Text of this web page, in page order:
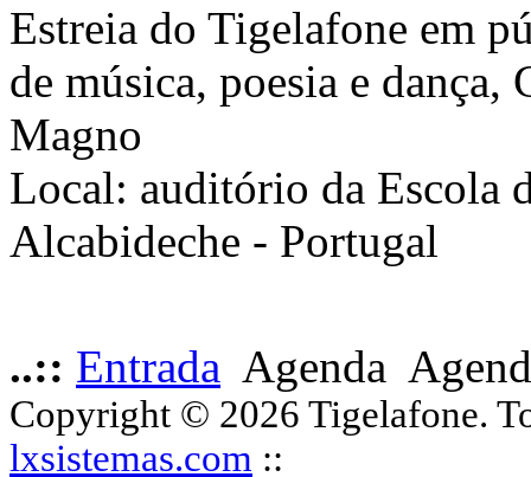
Estreia do Tigelafone em
de música, poesia e dança,
Magno
Local: auditório da Escola
Alcabideche - Portugal
..:: Entrada Agenda
Copyright © 2026 Tigelafone.
lxsistemas.com ::